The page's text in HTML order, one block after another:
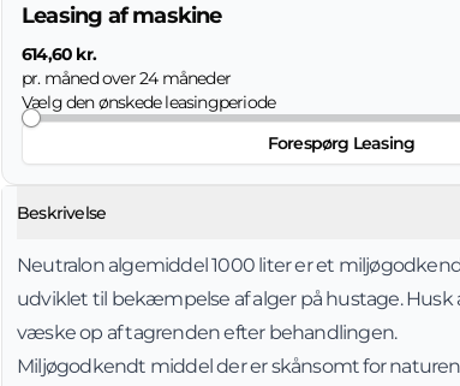
Leasing af maskine
614,60 kr.
pr. måned over24måneder
Vælg den ønskede leasingperiode
Forespørg Leasing
Beskrivelse
Neutralon algemiddel 1000 liter er et
udviklet til bekæmpelse af alger på hustage. Husk
væske op af tagrenden efter behandlingen.
Miljøgodkendt middel der er skånsomt for naturen